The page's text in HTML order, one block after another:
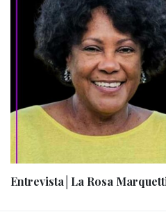
Entrevista│La Rosa